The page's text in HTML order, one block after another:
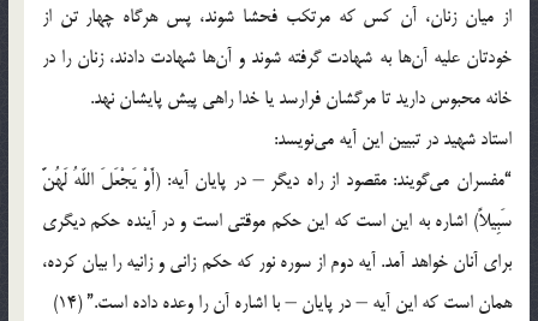
از میان زنان، آن کس که مرتکب فحشا شوند، پس هرگاه چهار تن از
خودتان علیه آن‌ها به شهادت گرفته شوند و آن‌ها شهادت دادند، زنان را در
خانه محبوس دارید تا مرگشان فرارسد یا خدا راهی پیش پایشان نهد.
استاد شهید در تبیین این آیه می‌نویسد:
“مفسران می‌گویند: مقصود از راه دیگر – در پایان آیه: (أَوْ یَجْعَلَ اللّهُ لَهُنَّ
سَبِیلاً) اشاره به این است که این حکم موقتی است و در آینده حکم دیگری
برای آنان خواهد آمد. آیه دوم از سوره نور که حکم زانی و زانیه را بیان کرده،
همان است که این آیه – در پایان – با اشاره آن را وعده داده است.” (14)